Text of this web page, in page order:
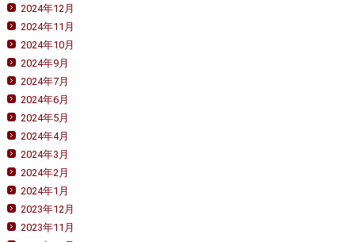
2024年12月
2024年11月
2024年10月
2024年9月
2024年7月
2024年6月
2024年5月
2024年4月
2024年3月
2024年2月
2024年1月
2023年12月
2023年11月